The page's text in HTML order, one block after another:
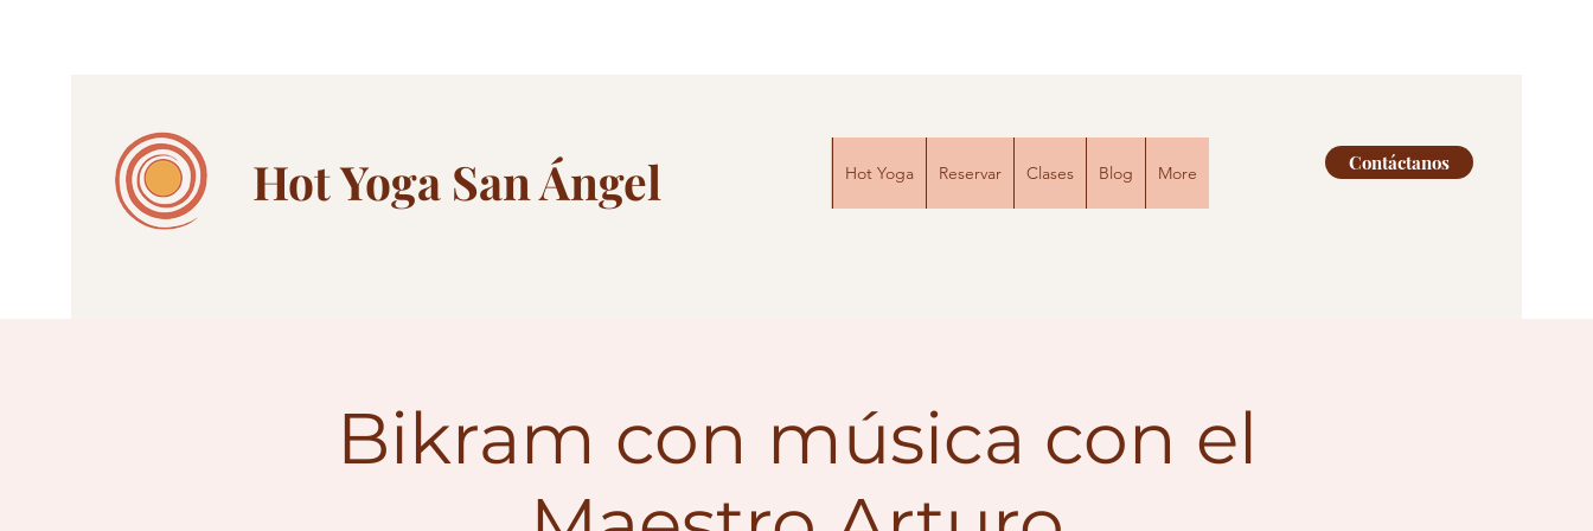
Hot Yoga San Ángel Hot Yoga Reservar Clases Blog More Contáctanos
Bikram con música con el